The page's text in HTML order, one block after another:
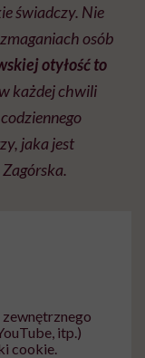
świadczy. Nie
osób
otyłość to
każdej chwili
jaka jest
Zagórska.
itp.)
cookie.